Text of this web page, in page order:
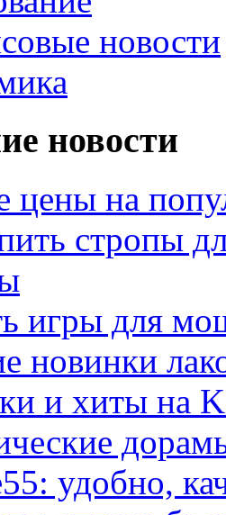
новости
новости
цены на
стропы
игры для
новинки
и хиты на
удобно,